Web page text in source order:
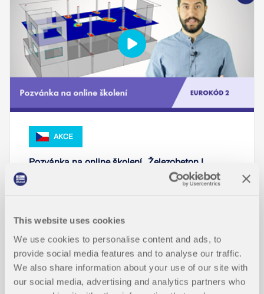
This website uses cookies
We use cookies to personalise content and ads, to
provide social media features and to analyse our traffic.
We also share information about your use of our site with
our social media, advertising and analytics partners who
AKCE
Pozvánka na online školení „Železobeton |